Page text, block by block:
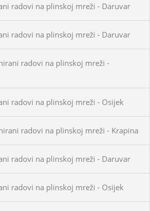
radovi na plinskoj mreži - Daruvar
radovi na plinskoj mreži - Daruvar
radovi na plinskoj mreži -
radovi na plinskoj mreži - Osijek
radovi na plinskoj mreži - Krapina
radovi na plinskoj mreži - Daruvar
radovi na plinskoj mreži - Osijek